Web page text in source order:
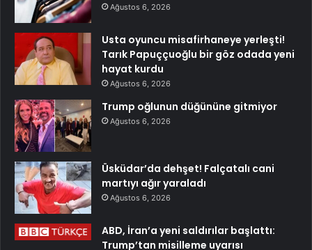
Ağustos 6, 2026
Usta oyuncu misafirhaneye yerleşti!
Tarık Papuççuoğlu bir göz odada yeni
hayat kurdu
Ağustos 6, 2026
Trump oğlunun düğününe gitmiyor
Ağustos 6, 2026
Üsküdar’da dehşet! Falçatalı cani
martıyı ağır yaraladı
Ağustos 6, 2026
ABD, İran’a yeni saldırılar başlattı:
Trump’tan misilleme uyarısı